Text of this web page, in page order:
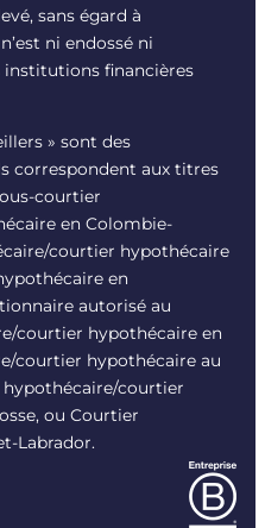
sans égard à
ni endossé ni
financières
» sont des
correspondent aux titres
courtier
en Colombie-
courtier hypothécaire
en
autorisé au
courtier hypothécaire en
courtier hypothécaire au
hypothécaire/courtier
ou Courtier
Labrador.